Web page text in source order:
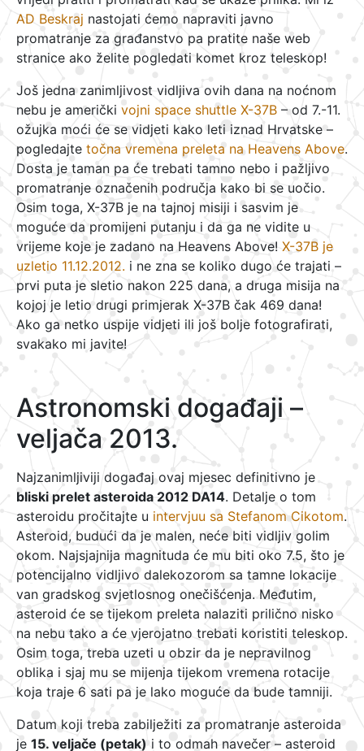
AD Beskraj nastojati ćemo napraviti javno
promatranje za građanstvo pa pratite naše web
stranice ako želite pogledati komet kroz teleskop!
Još jedna zanimljivost vidljiva ovih dana na noćnom
nebu je američki vojni space shuttle X-37B – od 7.-11.
ožujka moći će se vidjeti kako leti iznad Hrvatske –
pogledajte točna vremena preleta na Heavens Above.
Dosta je taman pa će trebati tamno nebo i pažljivo
promatranje označenih područja kako bi se uočio.
Osim toga, X-37B je na tajnoj misiji i sasvim je
moguće da promijeni putanju i da ga ne vidite u
vrijeme koje je zadano na Heavens Above! X-37B je
uzletio 11.12.2012. i ne zna se koliko dugo će trajati –
prvi puta je sletio nakon 225 dana, a druga misija na
kojoj je letio drugi primjerak X-37B čak 469 dana!
Ako ga netko uspije vidjeti ili još bolje fotografirati,
svakako mi javite!
Astronomski događaji –
veljača 2013.
Najzanimljiviji događaj ovaj mjesec definitivno je
bliski prelet asteroida 2012 DA14. Detalje o tom
asteroidu pročitajte u intervjuu sa Stefanom Cikotom.
Asteroid, budući da je malen, neće biti vidljiv golim
okom. Najsjajnija magnituda će mu biti oko 7.5, što je
potencijalno vidljivo dalekozorom sa tamne lokacije
van gradskog svjetlosnog onečišćenja. Međutim,
asteroid će se tijekom preleta nalaziti prilično nisko
na nebu tako a će vjerojatno trebati koristiti teleskop.
Osim toga, treba uzeti u obzir da je nepravilnog
oblika i sjaj mu se mijenja tijekom vremena rotacije
koja traje 6 sati pa je lako moguće da bude tamniji.
Datum koji treba zabilježiti za promatranje asteroida
je 15. veljače (petak) i to odmah navečer – asteroid